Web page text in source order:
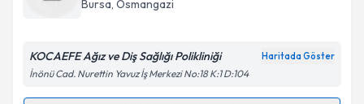
Bursa, Osmangazi
KOCAEFE Ağız ve Diş Sağlığı Polikliniği Haritada Göster
İnönü Cad. Nurettin Yavuz İş Merkezi No:18 K:1 D:104